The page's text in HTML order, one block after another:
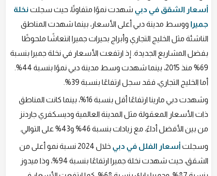
أسعار الشقق في دبي شهدت نموًا متفاوتًا، حيث سجلت نخلة
جميرا ووسط مدينة دبي أعلى الأسعار، بينما شهدت المناطق
الناشئة مثل الخليج التجاري وأبراج بحيرات جميرا انتعاشًا ملحوظًا
بفضل المشاريع الجديدة. إذ ارتفعت الأسعار في نخلة جميرا بنسبة
69% منذ 2015، بينما شهدت وسط مدينة دبي نموًا بنسبة 44%.
أما الخليج التجاري، فقد سجل ارتفاعًا بنسبة 39%.
وشهدت دبي مارينا ارتفاعًا أقل بنسبة 16%، بينما كانت المناطق
ذات الأسعار المعقولة مثل المدينة العالمية وديسكفري جاردنز
من بين الأفضل أداءً، مع زيادات بنسبة 46% و43% على التوالي.
وسجلت أسعار الفلل في دبي
خلال 2024 نسبة نمو أعلى من
الشقق، حيث شهدت نخلة جميرا ارتفاعًا بنسبة 94%، وذا ميدوز